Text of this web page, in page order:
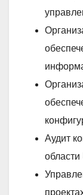
Аудит